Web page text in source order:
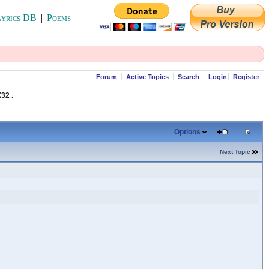
DB | Poems
Forum Active Topics Search Login Register
.
Options
Next Topic